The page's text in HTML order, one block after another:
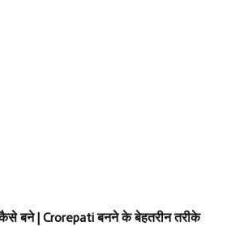
बने | Crorepati बनने के बेहतरीन तरीके